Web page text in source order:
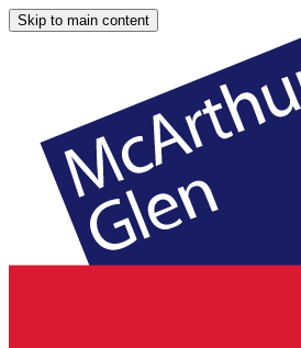
Skip to main content